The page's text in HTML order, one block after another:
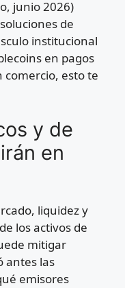
junio 2026)
de
institucional
en pagos
esto te
y de
en
liquidez y
los activos de
mitigar
antes las
emisores